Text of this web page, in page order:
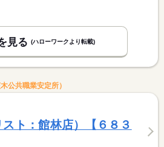
見る (ハローワークより転載)
公共職業安定所）
ト：館林店）【６８３